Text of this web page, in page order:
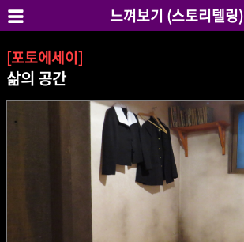
느껴보기 (스토리텔링)
[포토에세이]
삶의 공간